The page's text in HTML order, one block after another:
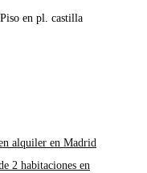
Piso en pl. castilla
alquiler en Madrid
2 habitaciones en